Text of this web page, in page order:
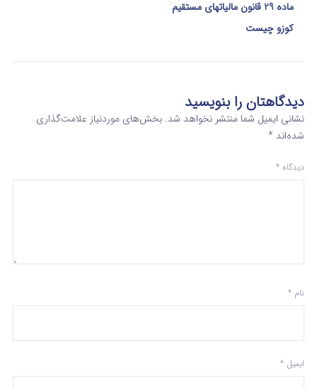
ماده 29 قانون مالیاتهای مستقیم
کوزو چیست
دیدگاهتان را بنویسید
نشانی ایمیل شما منتشر نخواهد شد. بخش‌های موردنیاز علامت‌گذاری
شده‌اند *
دیدگاه *
نام *
ایمیل *